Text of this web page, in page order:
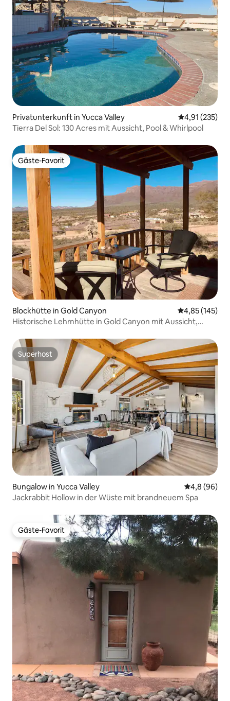
Privatunterkunft in Yucca Valley
4,91 (235)
Tierra Del Sol: 130 Acres mit Aussicht, Pool & Whirlpool
Gäste-Favorit
Gäste-Favorit
Blockhütte in Gold Canyon
4,85 (145)
Historische Lehmhütte in Gold Canyon mit Aussicht,
Superhost
Superhost
Bungalow in Yucca Valley
4,8 (96)
Jackrabbit Hollow in der Wüste mit brandneuem Spa
Gäste-Favorit
Gäste-Favorit